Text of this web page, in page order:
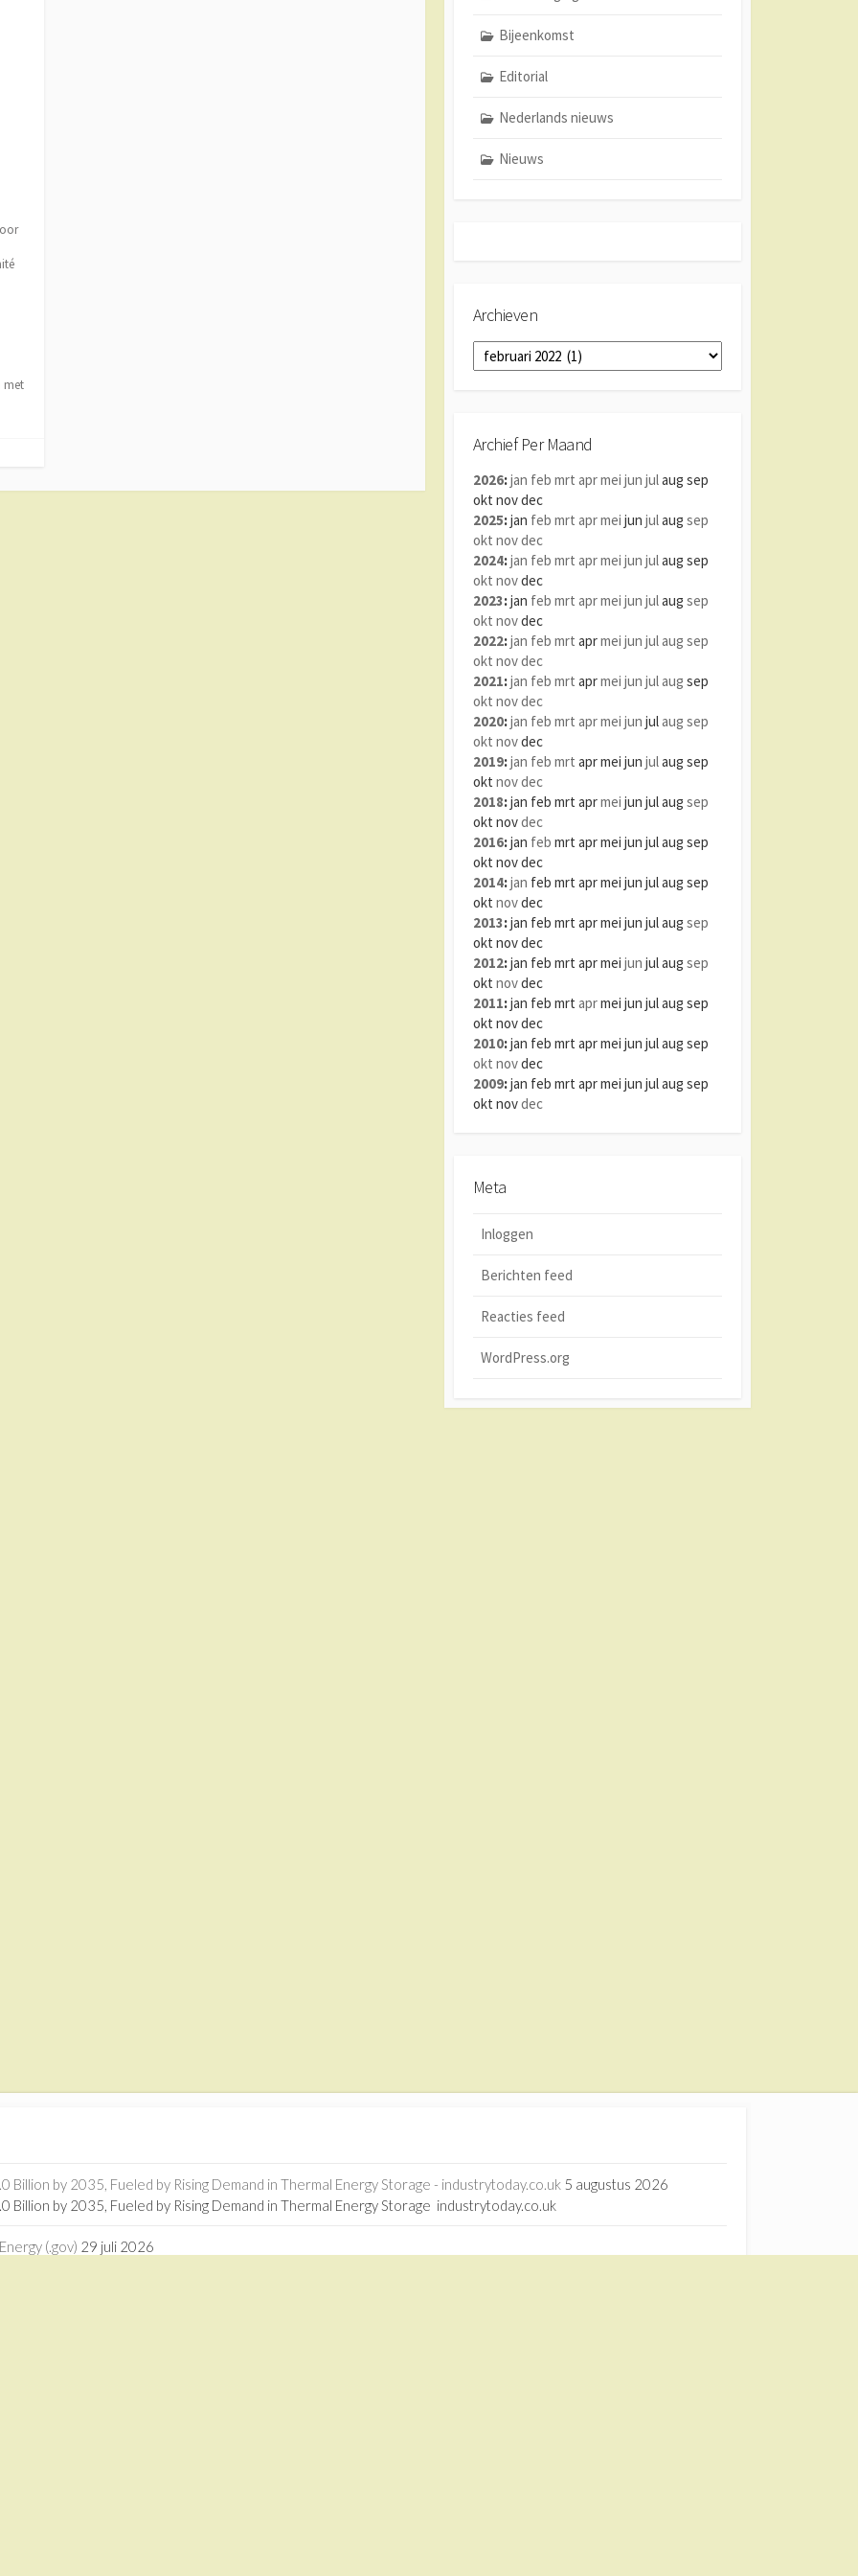
met
Bijeenkomst
Editorial
Nederlands nieuws
Nieuws
Archieven
Archieven
Archief Per Maand
2026:jan feb mrt aprmei jun julaug sep
okt novdec
2025:jan feb mrt aprmei jun julaug sep
okt novdec
2024:jan feb mrt aprmei jun julaug sep
okt novdec
2023:jan feb mrt aprmei jun julaug sep
okt novdec
2022:jan feb mrt aprmei jun jul aug sep
okt novdec
2021:jan feb mrt aprmei jun jul aug sep
okt novdec
2020:jan feb mrt aprmei jun jul aug sep
okt novdec
2019:jan feb mrt aprmei jun julaug sep
okt novdec
2018:jan feb mrt aprmei jun julaug sep
okt novdec
2016:jan feb mrt aprmei jun julaug sep
okt novdec
2014:jan feb mrt aprmei jun julaug sep
okt novdec
2013:jan feb mrt aprmei jun julaug sep
okt novdec
2012:jan feb mrt aprmei jun julaug sep
okt novdec
2011:jan feb mrt aprmei jun julaug sep
okt novdec
2010:jan feb mrt aprmei jun julaug sep
okt novdec
2009:jan feb mrt aprmei jun julaug sep
okt novdec
Meta
Inloggen
Berichten feed
Reacties feed
WordPress.org
Billion by 2035, Fueled by Rising Demand in Thermal Energy Storage - industrytoday.co.uk 5 augustus 2026
Billion by 2035, Fueled by Rising Demand in Thermal Energy Storage industrytoday.co.uk
(.gov) 29 juli 2026